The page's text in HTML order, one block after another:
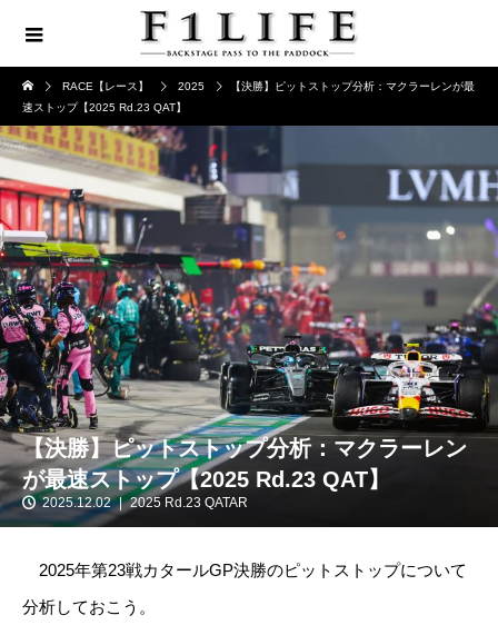
RACE【レース】 2025
【決勝】ピットストップ分析：マクラーレンが最
速ストップ【2025 Rd.23 QAT】
【決勝】ピットストップ分析：マクラーレン
が最速ストップ【2025 Rd.23 QAT】
2025.12.02 2025 Rd.23 QATAR
2025年第23戦カタールGP決勝のピットストップについて
分析しておこう。